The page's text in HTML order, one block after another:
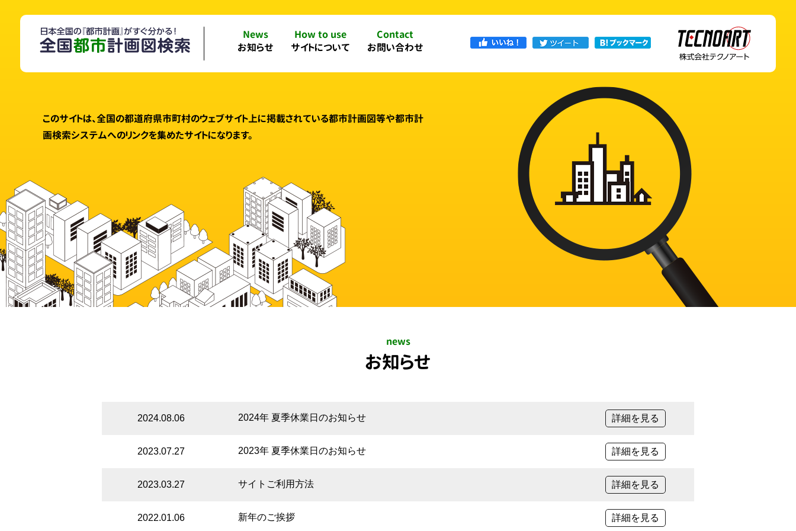
News
お知らせ
How to use
サイトについて
Contact
お問い合わせ
このサイトは、全国の都道府県市町村のウェブサイト上に掲載されている都市計画図等や都市計
画検索システムへのリンクを集めたサイトになります。
news
お知らせ
2024.08.06 2024年 夏季休業日のお知らせ 詳細を見る
2023.07.27 2023年 夏季休業日のお知らせ 詳細を見る
2023.03.27 サイトご利用方法 詳細を見る
2022.01.06 新年のご挨拶 詳細を見る